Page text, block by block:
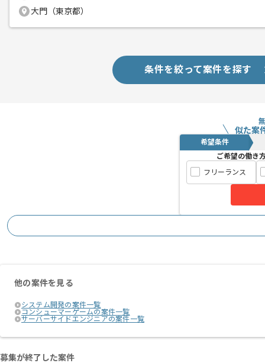
大門（東京都）
条件を絞って案件を探す
似た案
希望条件
ご希望の働き
フリーランス
他の案件を見る
システム開発の案件一覧
コンシューマーゲームの案件一覧
サーバーサイドエンジニアの案件一覧
募集が終了した案件